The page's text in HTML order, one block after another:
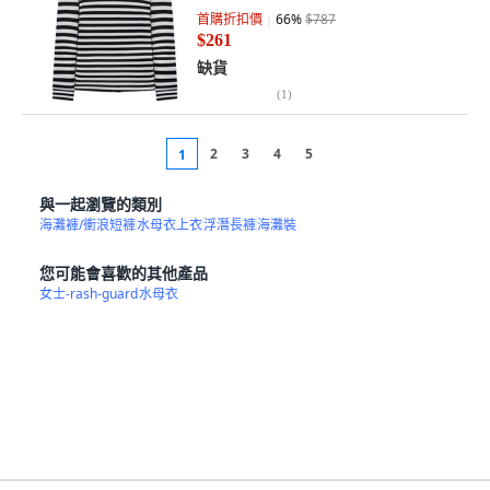
首購折扣價 66%$787
$261
缺貨
(1)
1 2 3 4 5
與一起瀏覽的類別
海灘褲/衝浪短褲水母衣上衣浮潛長褲海灘裝
您可能會喜歡的其他產品
女士-rash-guard水母衣